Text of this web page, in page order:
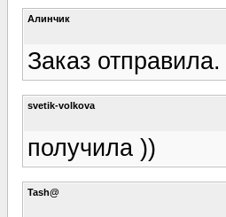
Алинчик
Заказ отправила.
svetik-volkova
получила ))
Tash@